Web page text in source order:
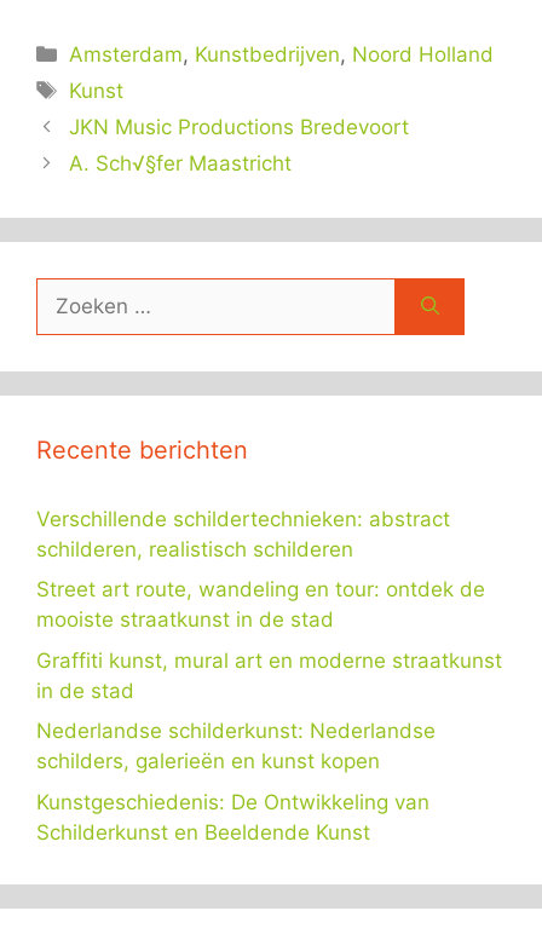
Categorieën
Amsterdam, Kunstbedrijven, Noord Holland
Tags
Kunst
JKN Music Productions Bredevoort
A. Sch√§fer Maastricht
naar:
Recente berichten
Verschillende schildertechnieken: abstract
schilderen, realistisch schilderen
Street art route, wandeling en tour: ontdek de
mooiste straatkunst in de stad
Graffiti kunst, mural art en moderne straatkunst
in de stad
Nederlandse schilderkunst: Nederlandse
schilders, galerieën en kunst kopen
Kunstgeschiedenis: De Ontwikkeling van
Schilderkunst en Beeldende Kunst